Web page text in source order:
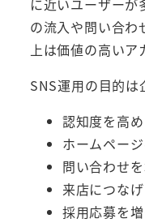
に近いユーザー
の流入や問い合わ
上は価値の高いア
SNS運用の目的は
認知度を高
ホームペー
問い合わせ
来店につな
採用応募を